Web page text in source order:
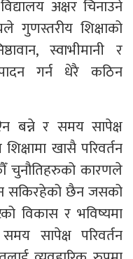
अक्षर चिनाउने
गुणस्तरीय शिक्षाको
स्वाभीमानी र
गर्न धेरै कठिन
बन्ने र समय सापेक्ष
खासै परिवर्तन
चुनौतिहरुको कारणले
सकिरहेको छैन जसको
विकास र भविष्यमा
सापेक्ष परिवर्तन